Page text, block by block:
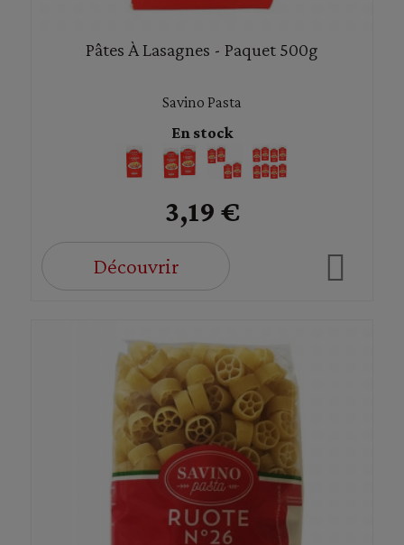
Pâtes À Lasagnes - Paquet 500g
Savino Pasta
En stock
3,19 €
Découvrir